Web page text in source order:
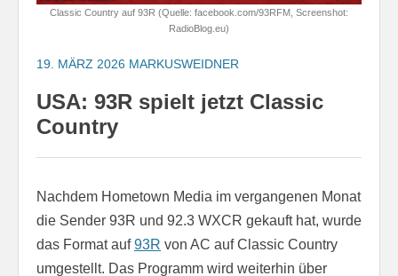
Classic Country auf 93R (Quelle: facebook.com/93RFM, Screenshot:
RadioBlog.eu)
19. MÄRZ 2026 MARKUSWEIDNER
USA: 93R spielt jetzt Classic
Country
Nachdem Hometown Media im vergangenen Monat
die Sender 93R und 92.3 WXCR gekauft hat, wurde
das Format auf93R von AC auf Classic Country
umgestellt. Das Programm wird weiterhin über